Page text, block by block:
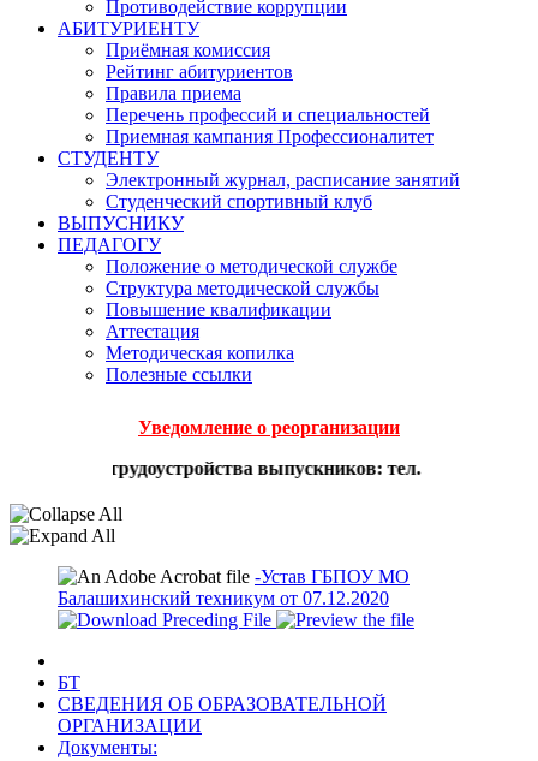
Противодействие коррупции
АБИТУРИЕНТУ
Приёмная комиссия
Рейтинг абитуриентов
Правила приема
Перечень профессий и специальностей
Приемная кампания Профессионалитет
СТУДЕНТУ
Электронный журнал, расписание занятий
Студенческий спортивный клуб
ВЫПУСНИКУ
ПЕДАГОГУ
Положение о методической службе
Структура методической службы
Повышение квалификации
Аттестация
Методическая копилка
Полезные ссылки
Уведомление о реорганизации
трудоустройства выпускников: тел. 8-495-529-62-
-Устав ГБПОУ МО
Балашихинский техникум от 07.12.2020
БТ
СВЕДЕНИЯ ОБ ОБРАЗОВАТЕЛЬНОЙ
ОРГАНИЗАЦИИ
Документы: